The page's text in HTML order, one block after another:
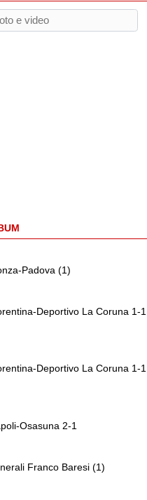
Padova (1)
Deportivo La Coruna 1-1
Deportivo La Coruna 1-1
Osasuna 2-1
Franco Baresi (1)